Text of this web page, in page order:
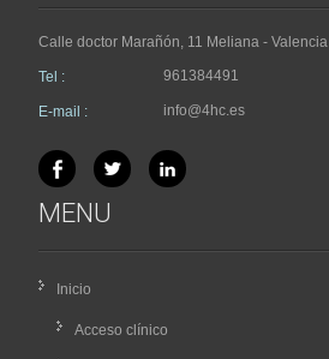
Calle doctor Marañón, 11 Meliana - Valencia
Tel : 961384491
E-mail : info@4hc.es
MENU
Inicio
Acceso clínico